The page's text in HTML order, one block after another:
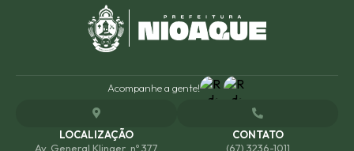
Acompanhe a gente!
LOCALIZAÇÃO
Av. General Klinger, nº 377
CONTATO
(67) 3236-1011